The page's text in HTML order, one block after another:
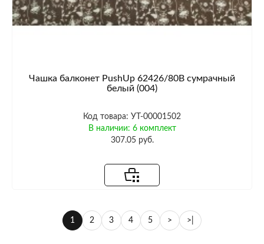
Чашка балконет PushUp 62426/80B сумрачный
белый (004)
Код товара: УТ-00001502
В наличии: 6 комплект
307.05 руб.
1 2 3 4 5 > >|